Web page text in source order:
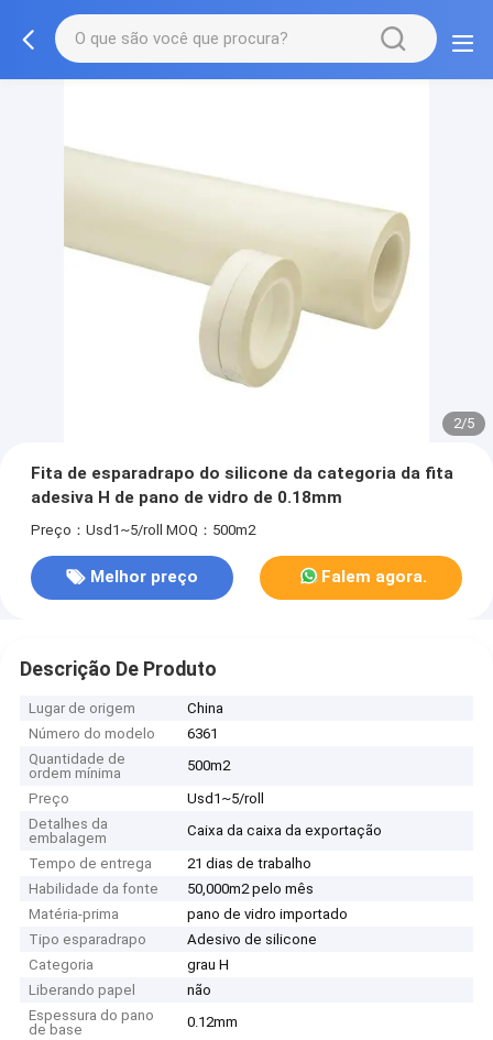
2/5
Fita de esparadrapo do silicone da categoria da fita
adesiva H de pano de vidro de 0.18mm
Preço：Usd1~5/roll MOQ：500m2
Melhor preço Falem agora.
Descrição De Produto
Lugar de origem
China
Número do modelo
6361
Quantidade de
ordem mínima
500m2
Preço
Usd1~5/roll
Detalhes da
embalagem
Caixa da caixa da exportação
Tempo de entrega
21 dias de trabalho
Habilidade da fonte
50,000m2 pelo mês
Matéria-prima
pano de vidro importado
Tipo esparadrapo
Adesivo de silicone
Categoria
grau H
Liberando papel
não
Espessura do pano
de base
0.12mm